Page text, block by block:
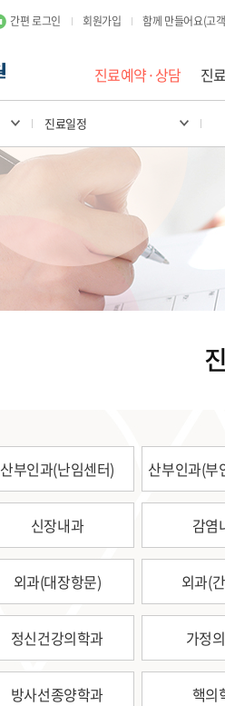
간편 로그인 회원가입 함께 만들어요(고
진료예약·상담 진
진료일정
산부인과(난임센터) 산부인과(부
신장내과 감염
외과(대장항문) 외과(
정신건강의학과 가정
방사선종양학과 핵의